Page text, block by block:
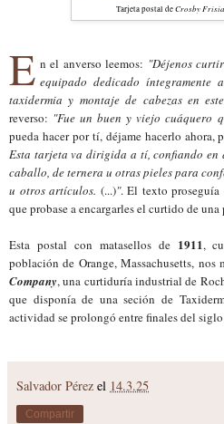
Tarjeta postal deCrosby
E n el anverso leemos: "Déjenos
equipado dedicado íntegramente
taxidermia y montaje de cabezas en
reverso: "Fue un buen y viejo cuáquero
pueda hacer por tí, déjame hacerlo ahora,
Esta tarjeta va dirigida a tí, confiando en
caballo, de ternera u otras pieles para
u otros artículos. (...)". El texto proseguía
que probase a encargarles el curtido de una
Esta postal con matasellos de 1911,
población de Orange, Massachusetts, nos
Company, una curtiduría industrial de
que disponía de una seción de
actividad se prolongó entre finales del
Salvador Pérez el 14.3.25
Compartir